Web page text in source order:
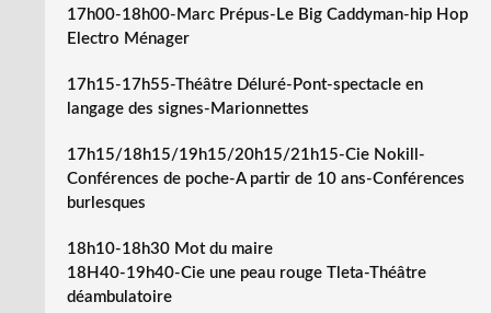
17h00-18h00-Marc Prépus-Le Big Caddyman-hip Hop
Electro Ménager
17h15-17h55-Théâtre Déluré-Pont-spectacle en
langage des signes-Marionnettes
17h15/18h15/19h15/20h15/21h15-Cie Nokill-
Conférences de poche-A partir de 10 ans-Conférences
burlesques
18h10-18h30 Mot du maire
18H40-19h40-Cie une peau rouge Tleta-Théâtre
déambulatoire